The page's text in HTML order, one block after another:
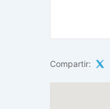
Compartir: